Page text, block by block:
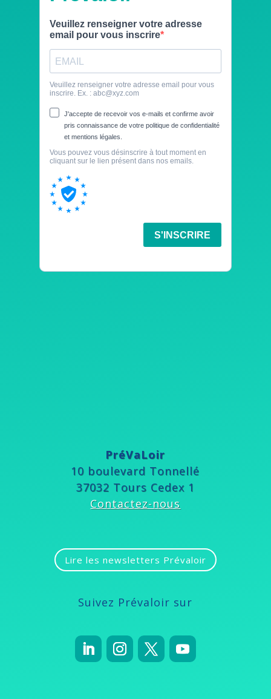
PréVaLoir
10 boulevard Tonnellé
37032 Tours Cedex 1
Contactez-nous
Lire les newsletters Prévaloir
Suivez Prévaloir sur